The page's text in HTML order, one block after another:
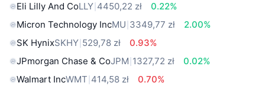
Eli Lilly And CoLLY 4450,22 zł
0.22%
Micron Technology IncMU 3349,77 zł
2.00%
SK HynixSKHY 529,78 zł
0.93%
JPmorgan Chase & CoJPM 1327,72 zł
0.02%
Walmart IncWMT 414,58 zł 0.70%